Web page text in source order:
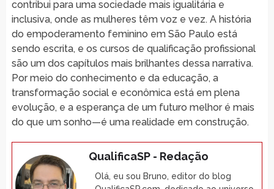
contribui para uma sociedade mais igualitária e
inclusiva, onde as mulheres têm voz e vez. A história
do empoderamento feminino em São Paulo está
sendo escrita, e os cursos de qualificação profissional
são um dos capítulos mais brilhantes dessa narrativa.
Por meio do conhecimento e da educação, a
transformação social e econômica está em plena
evolução, e a esperança de um futuro melhor é mais
do que um sonho—é uma realidade em construção.
QualificaSP - Redação
Olá, eu sou Bruno, editor do blog